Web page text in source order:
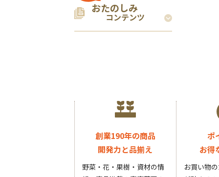
おたのしみ
コンテンツ
創業190年の商品
開発力と品揃え
野菜・花・果樹・資材の情
ポ
お得
お買い物